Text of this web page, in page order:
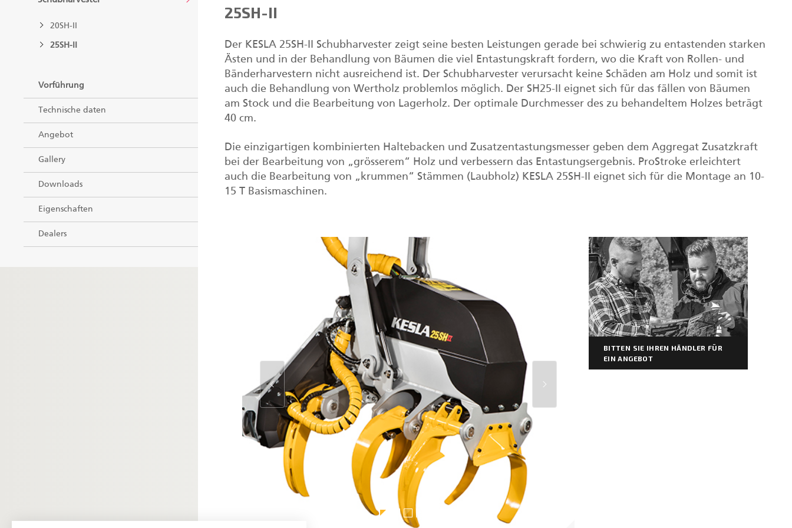
20SH-II
25SH-II
Vorführung
Technische daten
Angebot
Gallery
Downloads
Eigenschaften
Dealers
25SH-II
Der KESLA 25SH-II Schubharvester zeigt seine besten Leistungen gerade bei schwierig zu entastenden starken
Ästen und in der Behandlung von Bäumen die viel Entastungskraft fordern, wo die Kraft von Rollen- und
Bänderharvestern nicht ausreichend ist. Der Schubharvester verursacht keine Schäden am Holz und somit ist
auch die Behandlung von Wertholz problemlos möglich. Der SH25-II eignet sich für das fällen von Bäumen
am Stock und die Bearbeitung von Lagerholz. Der optimale Durchmesser des zu behandeltem Holzes beträgt
40 cm.
Die einzigartigen kombinierten Haltebacken und Zusatzentastungsmesser geben dem Aggregat Zusatzkraft
bei der Bearbeitung von „grösserem“ Holz und verbessern das Entastungsergebnis. ProStroke erleichtert
auch die Bearbeitung von „krummen“ Stämmen (Laubholz) KESLA 25SH-II eignet sich für die Montage an 10-
15 T Basismaschinen.
BITTEN SIE IHREN HÄNDLER FÜR
EIN ANGEBOT